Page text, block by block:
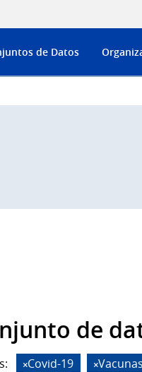
de Datos
de
Covid-19 Vacunas